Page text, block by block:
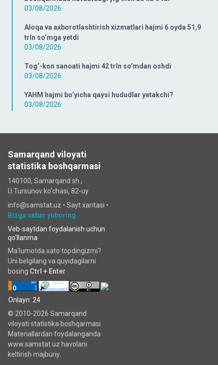
03/08/2026
Aloqa va axborotlashtirish xizmatlari hajmi 6 oyda 51,9
trln so‘mga yetdi
03/08/2026
Tog‘-kon sanoati hajmi 42 trln so‘mdan oshdi
03/08/2026
YAHM hajmi bo‘yicha qaysi hududlar yetakchi?
03/08/2026
Samarqand viloyati
statistika boshqarmasi
140100, Samarqand sh.,
U.Tursunov ko‘chаsi, 82-uy
info@samstat.uz • Sayt xaritasi •
Bizga xabar yuboring
Veb-saytdan foydalanish uchun
qo‘llanma
Ma'lumotda xato topdingizmi?
Uni belgilang va quyidagilarni
bosing Ctrl + Enter
Onlayn: 24
© 2010-2026 Samarqand
viloyati statistika boshqarmasi
Materiallardan foydalanganda
www.samstat.uz havolani
keltirish majburiy.